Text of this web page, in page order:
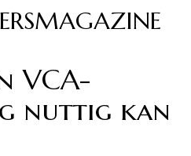
VCA-
nuttig kan